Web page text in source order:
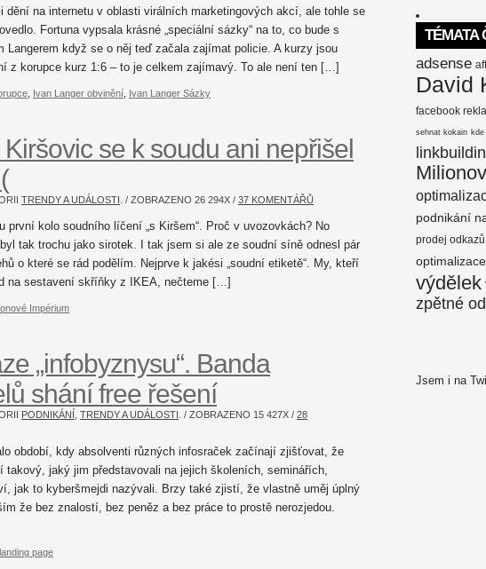
TÉMATA
adsense
David
facebook
sehnat kokain
podnikání
prodej odkazů
optimalizace
výdělek
zpětné
Jsem i na
dění na internetu v oblasti virálních marketingových akcí, ale tohle se
Fortuna vypsala krásné „speciální sázky“ na to, co bude s
Langerem když se o něj teď začala zajímat policie. A kurzy jsou
z korupce kurz 1:6 – to je celkem zajímavý. To ale není ten […]
, Ivan Langer obvinění, Ivan Langer Sázky
se k soudu ani nepřišel
TRENDY A UDÁLOSTI . / ZOBRAZENO 26 294X / 37 KOMENTÁŘŮ
první kolo soudního líčení „s Kiršem“. Proč v uvozovkách? No
tak trochu jako sirotek. I tak jsem si ale ze soudní síně odnesl pár
o které se rád podělím. Nejprve k jakési „soudní etiketě“. My, kteří
na sestavení skříňky z IKEA, nečteme […]
Impérium
„infobyznysu“. Banda
shání free řešení
PODNIKÁNÍ , TRENDY A UDÁLOSTI . / ZOBRAZENO 15 427X / 28
období, kdy absolventi různých infosraček začínají zjišťovat, že
takový, jaký jim představovali na jejich školeních, seminářích,
jak to kyberšmejdi nazývali. Brzy také zjistí, že vlastně uměj úplný
že bez znalostí, bez peněz a bez práce to prostě nerozjedou.
landing page